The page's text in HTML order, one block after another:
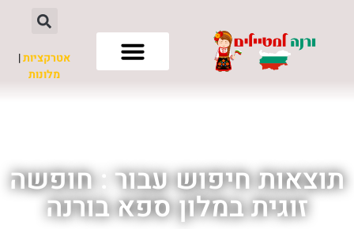
אטרקציות|
מלונות
תוצאות חיפוש עבור : חופשה
זוגית במלון ספא בורנה